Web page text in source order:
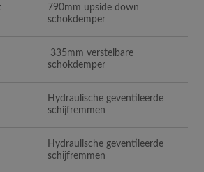
790mm upside down
schokdemper
335mm verstelbare
schokdemper
Hydraulische geventileerde
schijfremmen
Hydraulische geventileerde
schijfremmen